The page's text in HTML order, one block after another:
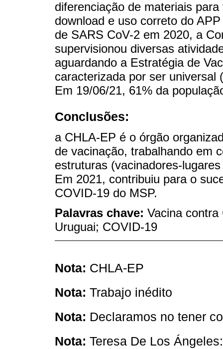
diferenciação de materiais
download e uso correto do
de SARS CoV-2 em 2020, a
supervisionou diversas
aguardando a Estratégia de
caracterizada por ser universal
Em 19/06/21, 61% da
Conclusões:
a CHLA-EP é o órgão
de vacinação, trabalhando em
estruturas (vacinadores-
Em 2021, contribuiu para o
COVID-19 do MSP.
Palavras chave: Vacina
Uruguai; COVID-19
Nota: CHLA-EP
Nota: Trabajo inédito
Nota: Declaramos no tener
Nota: Teresa De Los